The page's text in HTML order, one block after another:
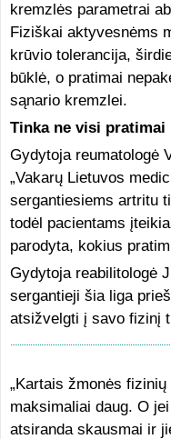
kremzlės parametrai
Fiziškai aktyvesnėms
krūvio tolerancija,
būklė, o pratimai
sąnario kremzlei.
Tinka ne visi pratimai
Gydytoja reumatologė
„Vakarų Lietuvos
sergantiesiems artritu
todėl pacientams
parodyta, kokius
Gydytoja reabilitologė
sergantieji šia liga
atsižvelgti į savo fizinį
„Kartais žmonės
maksimaliai daug. O
atsiranda skausmai ir